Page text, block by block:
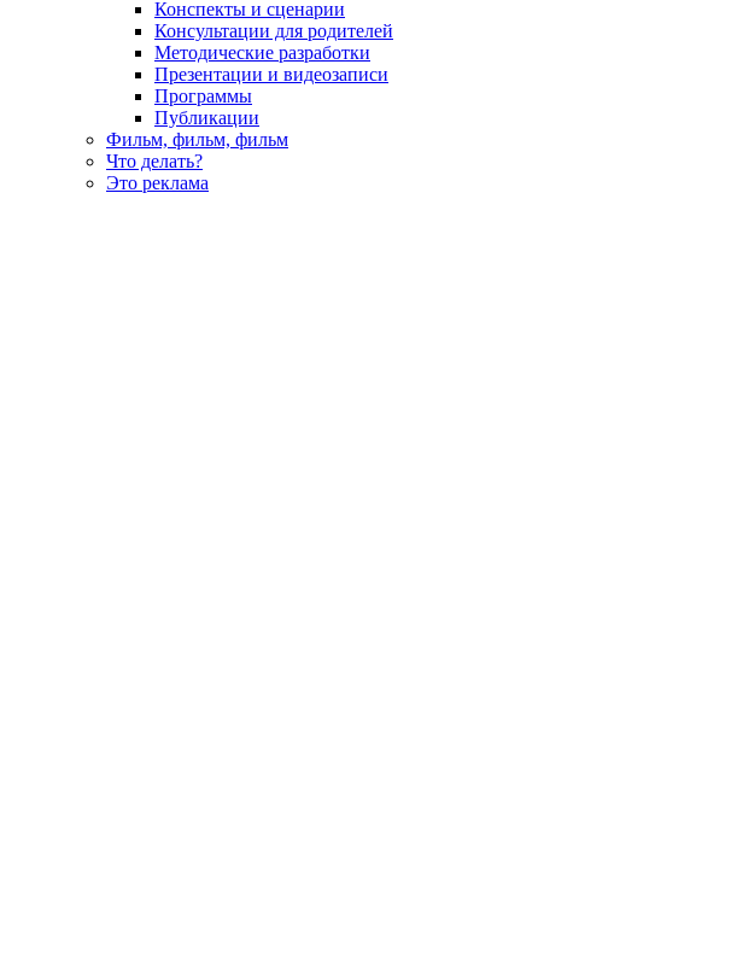
Конспекты и сценарии
Консультации для родителей
Методические разработки
Презентации и видеозаписи
Программы
Публикации
Фильм, фильм, фильм
Что делать?
Это реклама